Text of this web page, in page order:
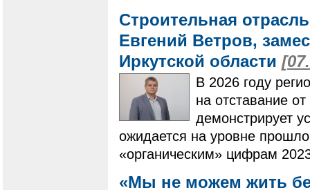
Строительная
Евгений Ветров,
Иркутской области
В 2026 году
на отставание
демонстрирует
ожидается на уровне
«органическим» цифрам
«Мы не можем жить